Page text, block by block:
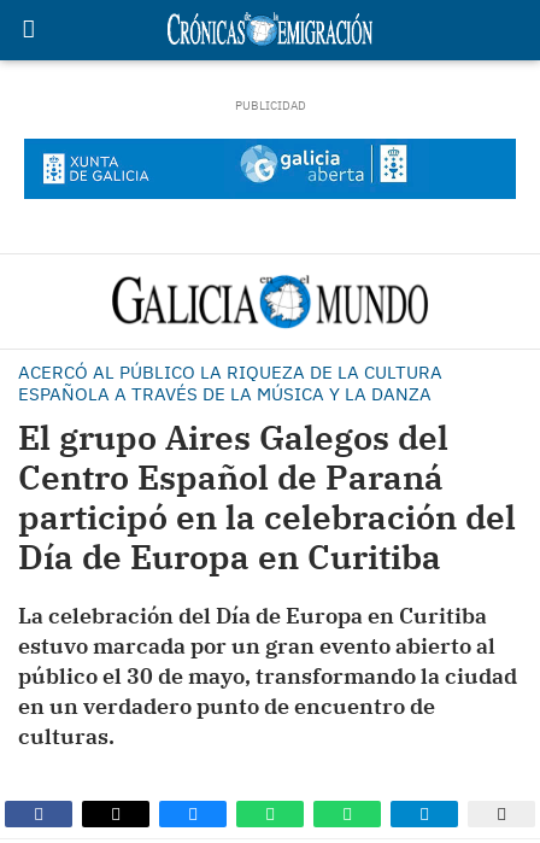
ACERCÓ AL PÚBLICO LA RIQUEZA DE LA CULTURA
ESPAÑOLA A TRAVÉS DE LA MÚSICA Y LA DANZA
El grupo Aires Galegos del
Centro Español de Paraná
participó en la celebración del
Día de Europa en Curitiba
La celebración del Día de Europa en Curitiba
estuvo marcada por un gran evento abierto al
público el 30 de mayo, transformando la ciudad
en un verdadero punto de encuentro de
culturas.